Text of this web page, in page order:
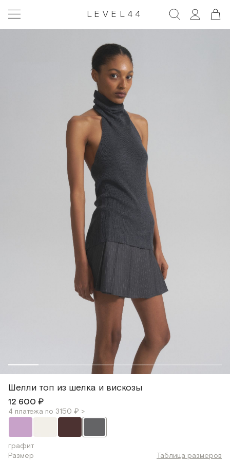
LEVEL44
Шелли топ из шелка и вискозы
12 600 ₽
4 платежа по 3150 ₽ >
графит
Размер
Таблица размеров